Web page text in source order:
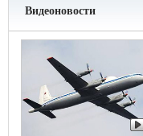
Видеоновости